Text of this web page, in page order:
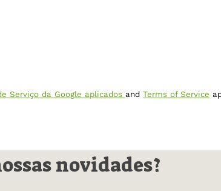
Serviço da Google aplicados and Terms of Service
novidades?